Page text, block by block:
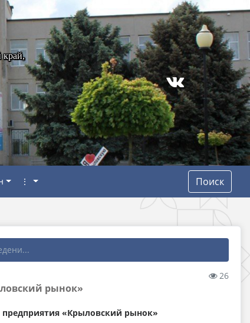
край,
⋮ Поиск
26
рынок»
«Крыловский рынок»